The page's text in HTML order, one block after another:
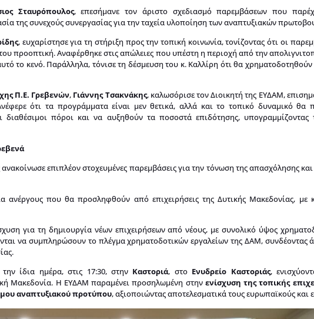
Σταυρόπουλος, επεσήμανε τον άριστο σχεδιασμό παρεμβάσεων που
της συνεχούς συνεργασίας για την ταχεία υλοποίηση των αναπτυξιακών
, ευχαρίστησε για τη στήριξη προς την τοπική κοινωνία, τονίζοντας ότι οι
προοπτική. Αναφέρθηκε στις απώλειες που υπέστη η περιοχή από την
το κενό. Παράλληλα, τόνισε τη δέσμευση του κ. Καλλίρη ότι θα χρηματοδοτηθούν
Π.Ε. Γρεβενών, Γιάννης Τσακνάκης, καλωσόρισε τον Διοικητή της ΕΥΔΑΜ,
ότι τα προγράμματα είναι μεν θετικά, αλλά και το τοπικό δυναμικό θα
διαθέσιμοι πόροι και να αυξηθούν τα ποσοστά επιδότησης, υπογραμμίζοντας
επιπλέον στοχευμένες παρεμβάσεις για την τόνωση της απασχόλησης και
που θα προσληφθούν από επιχειρήσεις της Δυτικής Μακεδονίας, με
για τη δημιουργία νέων επιχειρήσεων από νέους, με συνολικό ύψος
να συμπληρώσουν το πλέγμα χρηματοδοτικών εργαλείων της ΔΑΜ, συνδέοντας
την ίδια ημέρα, στις 17:30, στην Καστοριά, στο Ενυδρείο Καστοριάς,
Μακεδονία. Η ΕΥΔΑΜ παραμένει προσηλωμένη στην ενίσχυση της τοπικής
αναπτυξιακού προτύπου, αξιοποιώντας αποτελεσματικά τους ευρωπαϊκούς και